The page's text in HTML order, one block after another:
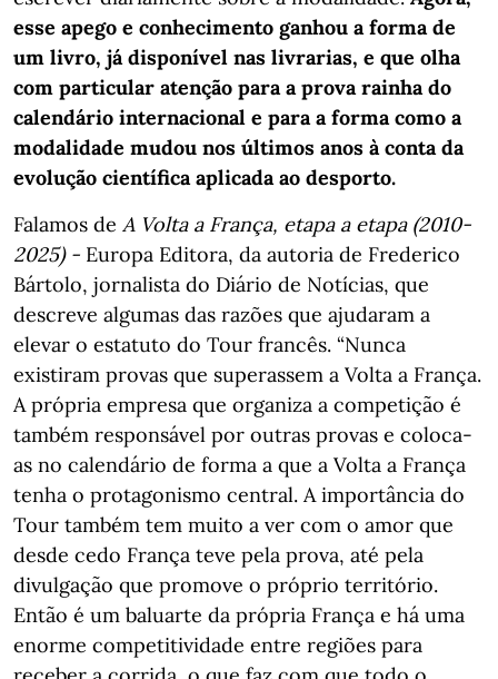
esse apego e conhecimento ganhou a forma de
um livro, já disponível nas livrarias, e que olha
com particular atenção para a prova rainha do
calendário internacional e para a forma como a
modalidade mudou nos últimos anos à conta da
evolução científica aplicada ao desporto.
Falamos de A Volta a França, etapa a etapa (2010-
2025) - Europa Editora, da autoria de Frederico
Bártolo, jornalista do Diário de Notícias, que
descreve algumas das razões que ajudaram a
elevar o estatuto do Tour francês. “Nunca
existiram provas que superassem a Volta a França.
A própria empresa que organiza a competição é
também responsável por outras provas e coloca-
as no calendário de forma a que a Volta a França
tenha o protagonismo central. A importância do
Tour também tem muito a ver com o amor que
desde cedo França teve pela prova, até pela
divulgação que promove o próprio território.
Então é um baluarte da própria França e há uma
enorme competitividade entre regiões para